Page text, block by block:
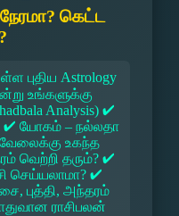
கெட்ட
புதிய Astrology
உங்களுக்கு
Analysis) ✔
✔ யோகம் – நல்லதா
உகந்த
வெற்றி தரும்? ✔
செய்யலாமா? ✔
புத்தி, அந்தரம்
ராசிபலன்